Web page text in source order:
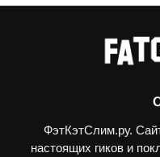
ФэтКэтСлим.ру.
настоящих гиков и